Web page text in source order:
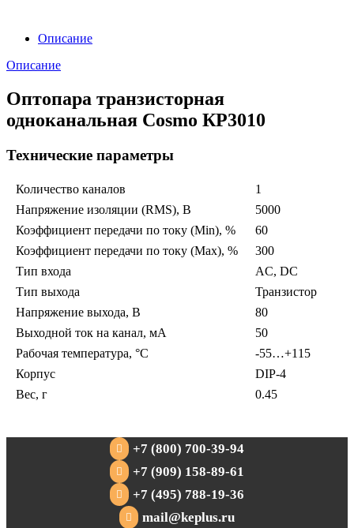
Описание
Описание
Оптопара транзисторная
одноканальная Cosmo КР3010
Технические параметры
Количество каналов
1
Напряжение изоляции (RMS), В
5000
Коэффициент передачи по току (Min), %
60
Коэффициент передачи по току (Max), %
300
Тип входа
AC, DC
Тип выхода
Транзистор
Напряжение выхода, В
80
Выходной ток на канал, мА
50
Рабочая температура, °C
-55…+115
Корпус
DIP-4
Вес, г
0.45
+7 (800) 700-39-94
+7 (909) 158-89-61
+7 (495) 788-19-36
mail@keplus.ru